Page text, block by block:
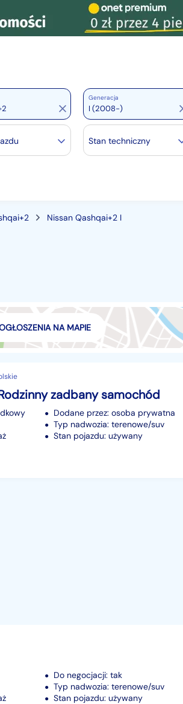
Generacja
Stan techniczny
Nissan Qashqai+2 I
NA MAPIE
zadbany samochód
Dodane przez: osoba prywatna
Typ nadwozia: terenowe/suv
Stan pojazdu: używany
Do negocjacji: tak
Typ nadwozia: terenowe/suv
Stan pojazdu: używany